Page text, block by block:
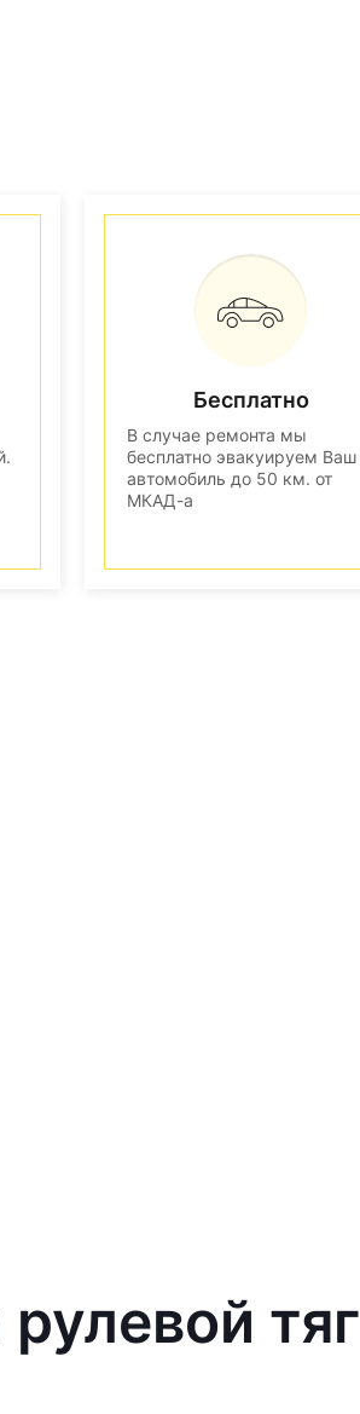
Бесплатно
В случае ремонта мы
бесплатно эвакуируем Ваш
автомобиль до 50 км. от
МКАД-а